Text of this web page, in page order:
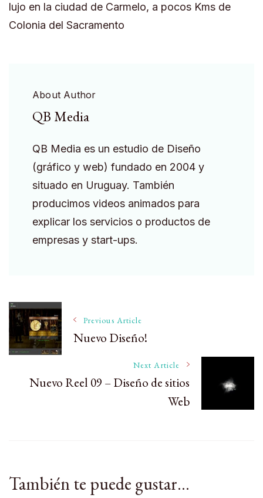
lujo en la ciudad de Carmelo, a pocos Kms de
Colonia del Sacramento
About Author
QB Media
QB Media es un estudio de Diseño
(gráfico y web) fundado en 2004 y
situado en Uruguay. También
producimos videos animados para
explicar los servicios o productos de
empresas y start-ups.
Post
Navigation
Previous Article
Nuevo Diseño!
Next Article
Nuevo Reel 09 – Diseño de sitios
Web
También te puede gustar...